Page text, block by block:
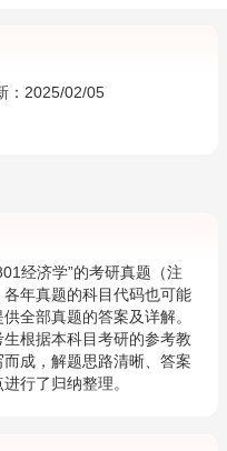
：2025/02/05
经济学”的考研真题（注
年真题的科目代码也可能
全部真题的答案及详解。
根据本科目考研的参考教
成，解题思路清晰、答案
行了归纳整理。